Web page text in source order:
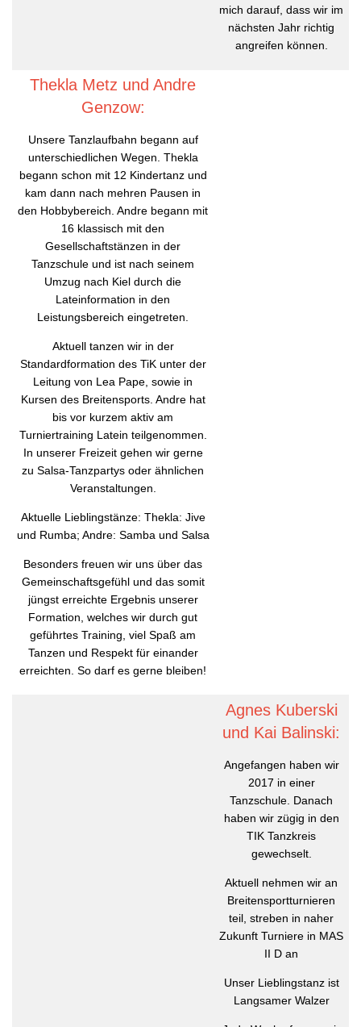
mich darauf, dass wir im
nächsten Jahr richtig
angreifen können.
Thekla Metz und Andre
Genzow:
Unsere Tanzlaufbahn begann auf
unterschiedlichen Wegen. Thekla
begann schon mit 12 Kindertanz und
kam dann nach mehren Pausen in
den Hobbybereich. Andre begann mit
16 klassisch mit den
Gesellschaftstänzen in der
Tanzschule und ist nach seinem
Umzug nach Kiel durch die
Lateinformation in den
Leistungsbereich eingetreten.
Aktuell tanzen wir in der
Standardformation des TiK unter der
Leitung von Lea Pape, sowie in
Kursen des Breitensports. Andre hat
bis vor kurzem aktiv am
Turniertraining Latein teilgenommen.
In unserer Freizeit gehen wir gerne
zu Salsa-Tanzpartys oder ähnlichen
Veranstaltungen.
Aktuelle Lieblingstänze: Thekla: Jive
und Rumba; Andre: Samba und Salsa
Besonders freuen wir uns über das
Gemeinschaftsgefühl und das somit
jüngst erreichte Ergebnis unserer
Formation, welches wir durch gut
geführtes Training, viel Spaß am
Tanzen und Respekt für einander
erreichten. So darf es gerne bleiben!
Agnes Kuberski
und Kai Balinski:
Angefangen haben wir
2017 in einer
Tanzschule. Danach
haben wir zügig in den
TIK Tanzkreis
gewechselt.
Aktuell nehmen wir an
Breitensportturnieren
teil, streben in naher
Zukunft Turniere in MAS
II D an
Unser Lieblingstanz ist
Langsamer Walzer